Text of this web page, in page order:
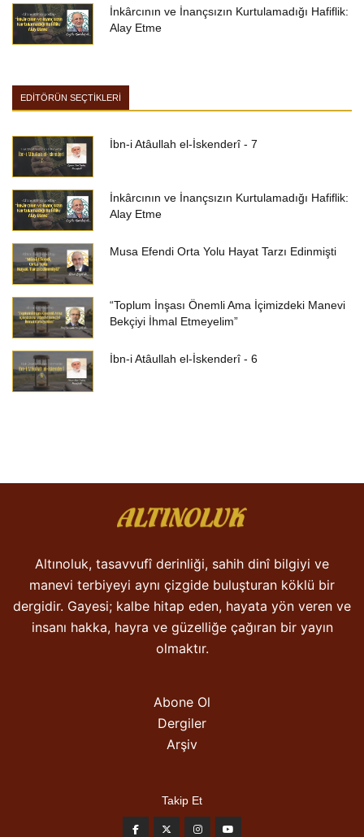
İnkârcının ve İnançsızın Kurtulamadığı Hafiflik:
Alay Etme
EDİTÖRÜN SEÇTİKLERİ
İbn-i Atâullah el-İskenderî - 7
İnkârcının ve İnançsızın Kurtulamadığı Hafiflik:
Alay Etme
Musa Efendi Orta Yolu Hayat Tarzı Edinmişti
“Toplum İnşası Önemli Ama İçimizdeki Manevi
Bekçiyi İhmal Etmeyelim”
İbn-i Atâullah el-İskenderî - 6
Altınoluk, tasavvufî derinliği, sahih dinî bilgiyi ve
manevi terbiyeyi aynı çizgide buluşturan köklü bir
dergidir. Gayesi; kalbe hitap eden, hayata yön veren ve
insanı hakka, hayra ve güzelliğe çağıran bir yayın
olmaktır.
Abone Ol
Dergiler
Arşiv
Takip Et